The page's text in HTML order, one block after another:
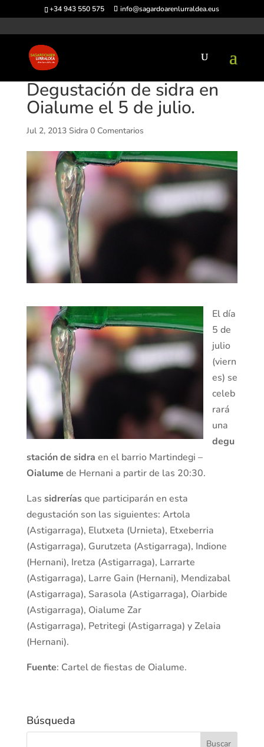
+34 943 550 575 info@sagardoarenlurraldea.eus
Degustación de sidra en
Oialume el 5 de julio.
Jul 2, 2013 Sidra 0 Comentarios
El día
5 de
julio
(viern
es) se
celeb
rará
una
degu
stación de sidra en el barrio Martindegi –
Oialume de Hernani a partir de las 20:30.
Las sidreríasque participarán en esta
degustación son las siguientes: Artola
(Astigarraga), Elutxeta (Urnieta), Etxeberria
(Astigarraga), Gurutzeta (Astigarraga), Indione
(Hernani), Iretza (Astigarraga), Larrarte
(Astigarraga), Larre Gain (Hernani), Mendizabal
(Astigarraga), Sarasola (Astigarraga), Oiarbide
(Astigarraga), Oialume Zar
(Astigarraga), Petritegi (Astigarraga) y Zelaia
(Hernani).
Fuente: Cartel de fiestas de Oialume.
Búsqueda